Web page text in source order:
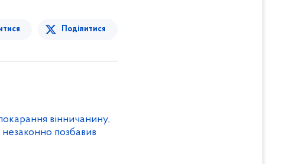
Поділитися
вінничанину,
позбавив